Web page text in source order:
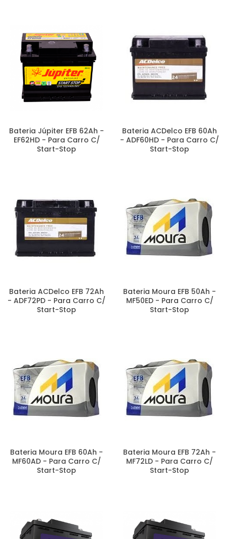
Bateria Júpiter EFB 62Ah -
EF62HD - Para Carro C/
Start-Stop
Bateria ACDelco EFB 60Ah
- ADF60HD - Para Carro C/
Start-Stop
Bateria ACDelco EFB 72Ah
- ADF72PD - Para Carro C/
Start-Stop
Bateria Moura EFB 50Ah -
MF50ED - Para Carro C/
Start-Stop
Bateria Moura EFB 60Ah -
MF60AD - Para Carro C/
Start-Stop
Bateria Moura EFB 72Ah -
MF72LD - Para Carro C/
Start-Stop